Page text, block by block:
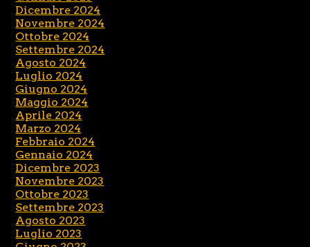
Dicembre 2024
Novembre 2024
Ottobre 2024
Settembre 2024
Agosto 2024
Luglio 2024
Giugno 2024
Maggio 2024
Aprile 2024
Marzo 2024
Febbraio 2024
Gennaio 2024
Dicembre 2023
Novembre 2023
Ottobre 2023
Settembre 2023
Agosto 2023
Luglio 2023